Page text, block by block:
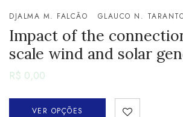
DJALMA M. FALCÃO GLAUCO N.
Impact of the
scale wind and solar
R$ 0,00
VER OPÇÕES